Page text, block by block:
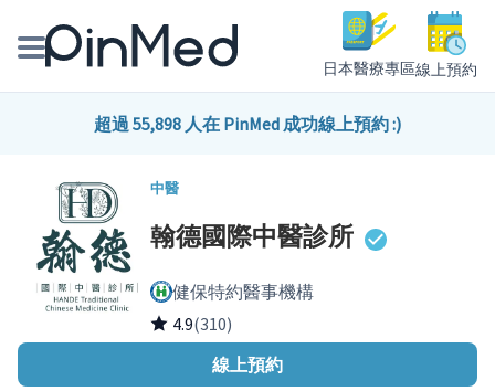
日本醫療專區線上預約
線上預約醫師、院所
醫師專欄專訪
健康主題館
我是醫療人員
超過 55,898 人在 PinMed 成功線上預約 :)
中醫
翰德國際中醫診所
健保特約醫事機構
4.9(310)
線上預約